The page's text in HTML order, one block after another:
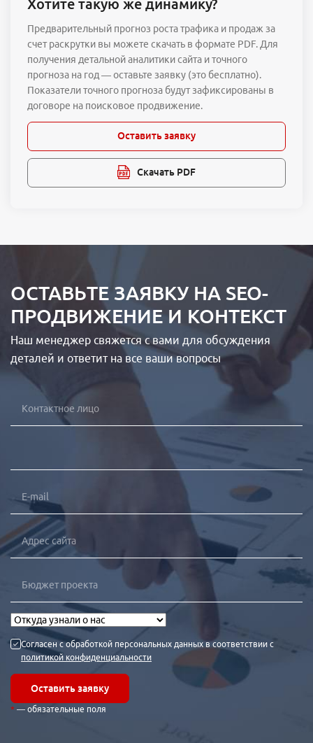
Хотите такую же динамику?
Предварительный прогноз роста трафика и продаж за
счет раскрутки вы можете скачать в формате PDF. Для
получения детальной аналитики сайта и точного
прогноза на год — оставьте заявку (это бесплатно).
Показатели точного прогноза будут зафиксированы в
договоре на поисковое продвижение.
Оставить заявку
Скачать PDF
ОСТАВЬТЕ ЗАЯВКУ НА SEO-
ПРОДВИЖЕНИЕ И КОНТЕКСТ
Наш менеджер свяжется с вами для обсуждения
деталей и ответит на все ваши вопросы
Согласен с обработкой персональных данных в соответствии с
политикой конфиденциальности
Оставить заявку
— обязательные поля